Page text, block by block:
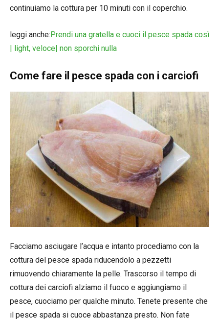
continuiamo la cottura per 10 minuti con il coperchio.
leggi anche:Prendi una gratella e cuoci il pesce spada così
| light, veloce| non sporchi nulla
Come fare il pesce spada con i carciofi
Facciamo asciugare l’acqua e intanto procediamo con la
cottura del pesce spada riducendolo a pezzetti
rimuovendo chiaramente la pelle. Trascorso il tempo di
cottura dei carciofi alziamo il fuoco e aggiungiamo il
pesce, cuociamo per qualche minuto. Tenete presente che
il pesce spada si cuoce abbastanza presto. Non fate